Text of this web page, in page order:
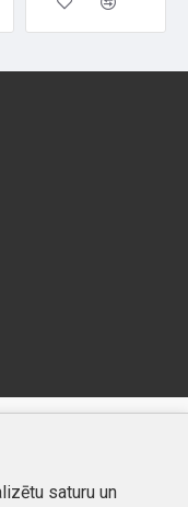
un apmaksa
tiesības
saturu un